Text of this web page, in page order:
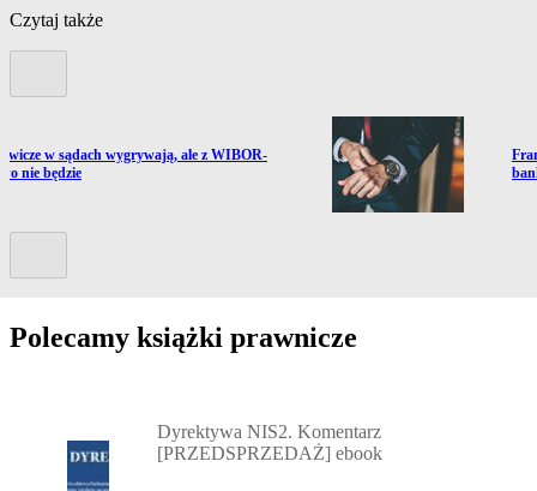
Czytaj także
do artykułu:
w sądach wygrywają, ale z WIBOR-
nie będzie
Polecamy książki prawnicze
Dyrektywa NIS2. Komentarz
[PRZEDSPRZEDAŻ] ebook